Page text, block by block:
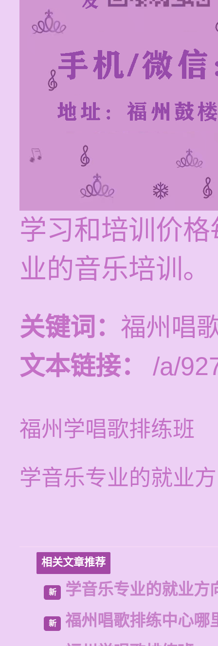
学习和培训价
业的音乐培训。
关键词： 福州唱
文本链接：
/a/
福州学唱歌排练班
学音乐专业的就业
相关文章推荐
新 学音乐专业的就业方
新
福州唱歌排练中心哪